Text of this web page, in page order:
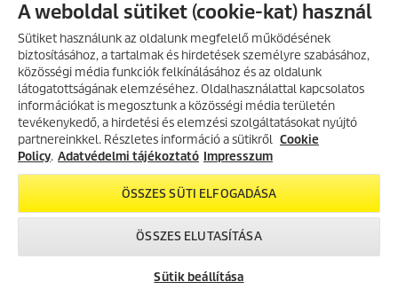
AKCIÓS TERMÉKEK
Fedezd fel folyamatosan frissülő
akciós kínálatunkat, és találd meg
a legjobb ajánlatokat.
AKCIÓK MEGTEKINTÉSE
A weboldal sütiket (cookie-kat) használ
Sütiket használunk az oldalunk megfelelő működésének
biztosításához, a tartalmak és hirdetések személyre szabásához,
közösségi média funkciók felkínálásához és az oldalunk
látogatottságának elemzéséhez. Oldalhasználattal kapcsolatos
információkat is megosztunk a közösségi média területén
tevékenykedő, a hirdetési és elemzési szolgáltatásokat nyújtó
partnereinkkel. Részletes információ a sütikről Cookie
Policy. Adatvédelmi tájékoztató Impresszum
ÖSSZES SÜTI ELFOGADÁSA
ÖSSZES ELUTASÍTÁSA
Sütik beállítása